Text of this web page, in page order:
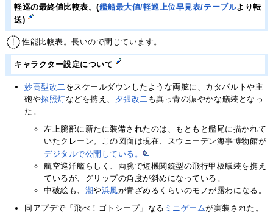
軽巡の最終値比較表。(艦船最大値/軽巡上位早見表/テーブルより転
送)
性能比較表。長いので閉じています。
キャラクター設定について
妙高型改二をスケールダウンしたような両舷に、カタパルトや主
砲や探照灯などを携え、 夕張改二 も真っ青の賑やかな艤装となっ
た。
左上腕部に新たに装備されたのは、もともと艦尾に描かれて
いたクレーン。この図面は現在、スウェーデン海事博物館が
デジタルで公開している。
航空巡洋艦らしく、両腕で短機関銃型の飛行甲板艤装を携え
ているが、グリップの角度が斜めになっている。
中破絵も、 潮や浜風が青ざめるくらいのモノが露わになる。
同アプデで「飛べ！ゴトシープ」なる ミニゲームが実装された。